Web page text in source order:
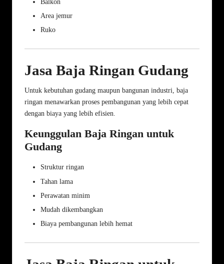
Balkon
Area jemur
Ruko
Jasa Baja Ringan Gudang
Untuk kebutuhan gudang maupun bangunan industri, baja
ringan menawarkan proses pembangunan yang lebih cepat
dengan biaya yang lebih efisien.
Keunggulan Baja Ringan untuk
Gudang
Struktur ringan
Tahan lama
Perawatan minim
Mudah dikembangkan
Biaya pembangunan lebih hemat